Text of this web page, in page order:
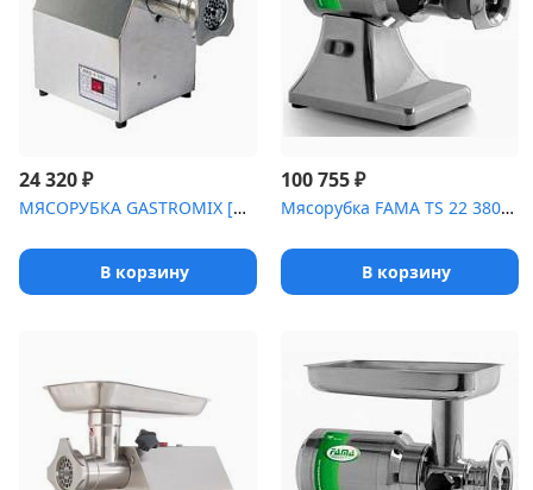
24 320₽
МЯСОРУБКА GASTROMIX [MG-12B]
В корзину
100 755₽
Мясорубка FAMA TS 22 380В [(FTS 136UTE)]
В корзину